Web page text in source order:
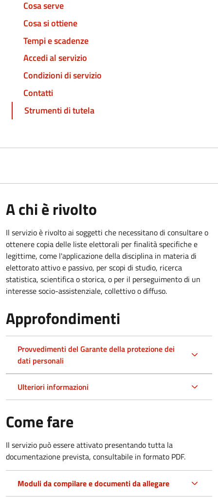
Cosa serve
Cosa si ottiene
Tempi e scadenze
Accedi al servizio
Condizioni di servizio
Contatti
Strumenti di tutela
A chi è rivolto
Il servizio è rivolto ai soggetti che necessitano di consultare o
ottenere copia delle liste elettorali per finalità specifiche e
legittime, come l'applicazione della disciplina in materia di
elettorato attivo e passivo, per scopi di studio, ricerca
statistica, scientifica o storica, o per il perseguimento di un
interesse socio-assistenziale, collettivo o diffuso.
Approfondimenti
Provvedimenti del Garante della protezione dei
dati personali
Ulteriori informazioni
Come fare
Il servizio può essere attivato presentando tutta la
documentazione prevista, consultabile in formato PDF.
Moduli da compilare e documenti da allegare